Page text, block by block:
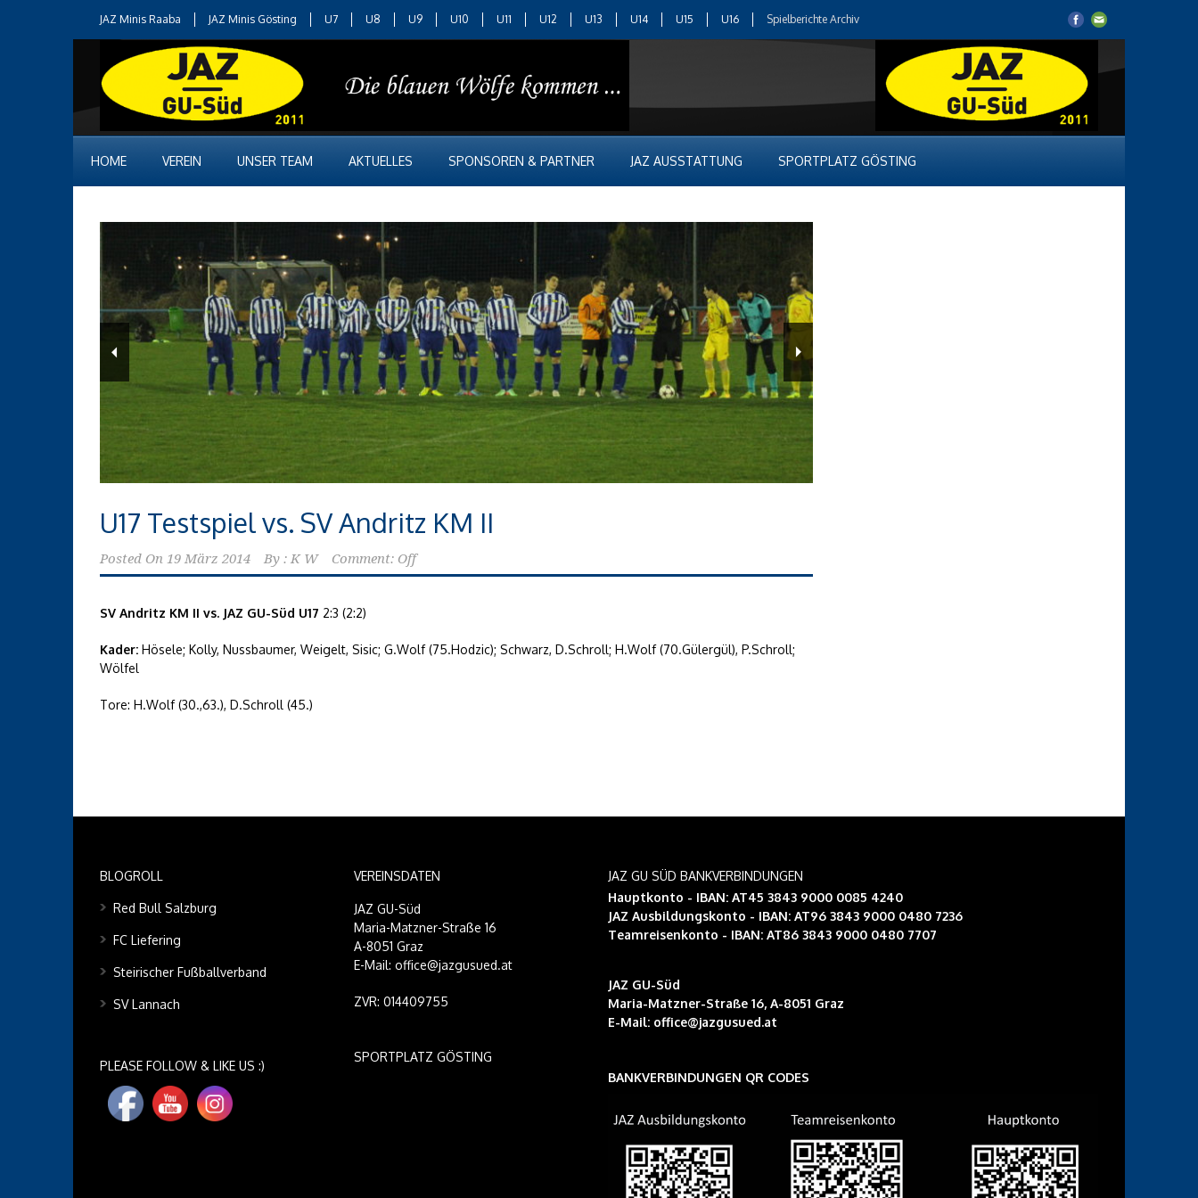
JAZ Minis Raaba JAZ Minis Gösting U7 U8 U9 U10 U11 U12 U13 U14 U15 U16 Spielberichte Archiv
HOME VEREIN UNSER TEAM AKTUELLES SPONSOREN & PARTNER JAZ AUSSTATTUNG SPORTPLATZ GÖSTING
U17 Testspiel vs. SV Andritz KM II
Posted On 19 März 2014 By : K W Comment: Off
SV Andritz KM II vs. JAZ GU-Süd U17 2:3 (2:2)
Kader: Hösele; Kolly, Nussbaumer, Weigelt, Sisic; G.Wolf (75.Hodzic); Schwarz, D.Schroll; H.Wolf (70.Gülergül), P.Schroll;
Wölfel
Tore: H.Wolf (30.,63.), D.Schroll (45.)
BLOGROLL
Red Bull Salzburg
FC Liefering
Steirischer Fußballverband
SV Lannach
PLEASE FOLLOW & LIKE US :)
VEREINSDATEN
JAZ GU-Süd
Maria-Matzner-Straße 16
A-8051 Graz
E-Mail: office@jazgusued.at
ZVR: 014409755
SPORTPLATZ GÖSTING
JAZ GU SÜD BANKVERBINDUNGEN
Hauptkonto - IBAN: AT45 3843 9000 0085 4240
JAZ Ausbildungskonto - IBAN: AT96 3843 9000 0480 7236
Teamreisenkonto - IBAN: AT86 3843 9000 0480 7707
JAZ GU-Süd
Maria-Matzner-Straße 16, A-8051 Graz
E-Mail: office@jazgusued.at
BANKVERBINDUNGEN QR CODES